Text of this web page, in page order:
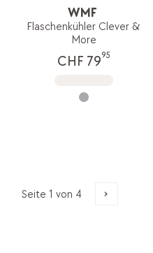
WMF
Flaschenkühler Clever &
More
CHF 7995